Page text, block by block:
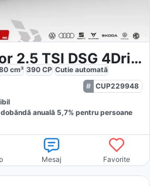
Cupra Formentor 2.5 TSI DSG 4Drive VZ5 DCC PANO AKEBON
cm³ 390 CP Cutie automată
CUP229948
anuală 5,7% pentru persoane
Mesaj Favorite